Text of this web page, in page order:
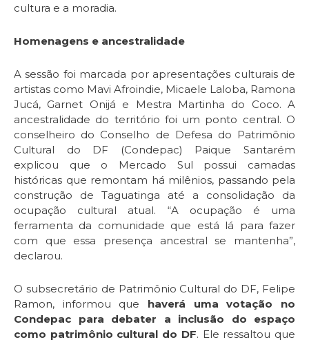
cultura e a moradia.
Homenagens e ancestralidade
A sessão foi marcada por apresentações culturais de
artistas como Mavi Afroindie, Micaele Laloba, Ramona
Jucá, Garnet Onijá e Mestra Martinha do Coco. A
ancestralidade do território foi um ponto central. O
conselheiro do Conselho de Defesa do Patrimônio
Cultural do DF (Condepac) Paique Santarém
explicou que o Mercado Sul possui camadas
históricas que remontam há milênios, passando pela
construção de Taguatinga até a consolidação da
ocupação cultural atual. “A ocupação é uma
ferramenta da comunidade que está lá para fazer
com que essa presença ancestral se mantenha”,
declarou.
O subsecretário de Patrimônio Cultural do DF, Felipe
Ramon, informou que haverá uma votação no
Condepac para debater a inclusão do espaço
como patrimônio cultural do DF. Ele ressaltou que